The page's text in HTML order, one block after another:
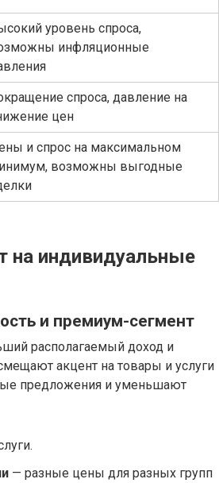
уровень спроса,
инфляционные
спроса, давление на
цен
и спрос на максимальном
возможны выгодные
на индивидуальные
и премиум-сегмент
располагаемый доход и
акцент на товары и услуги
предложения и уменьшают
— разные цены для разных групп